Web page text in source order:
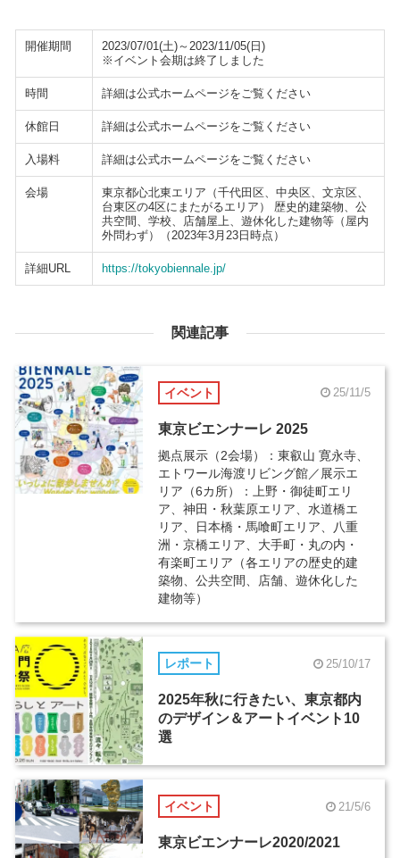
開催期間
2023/07/01(土)～2023/11/05(日)
※イベント会期は終了しました
時間 詳細は公式ホームページをご覧ください
休館日 詳細は公式ホームページをご覧ください
入場料 詳細は公式ホームページをご覧ください
会場
東京都心北東エリア（千代田区、中央区、文京区、
台東区の4区にまたがるエリア） 歴史的建築物、公
共空間、学校、店舗屋上、遊休化した建物等（屋内
外問わず）（2023年3月23日時点）
詳細URL https://tokyobiennale.jp/
関連記事
イベント 25/11/5
東京ビエンナーレ 2025
拠点展示（2会場）：東叡山 寛永寺、
エトワール海渡リビング館／展示エ
リア（6カ所）：上野・御徒町エリ
ア、神田・秋葉原エリア、水道橋エ
リア、日本橋・馬喰町エリア、八重
洲・京橋エリア、大手町・丸の内・
有楽町エリア（各エリアの歴史的建
築物、公共空間、店舗、遊休化した
建物等）
レポート 25/10/17
2025年秋に行きたい、東京都内
のデザイン＆アートイベント10
選
イベント 21/5/6
東京ビエンナーレ2020/2021